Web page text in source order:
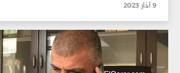
9 آذار 2023